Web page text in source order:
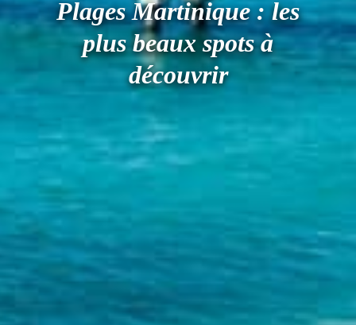
Plages Martinique : les
plus beaux spots à
découvrir